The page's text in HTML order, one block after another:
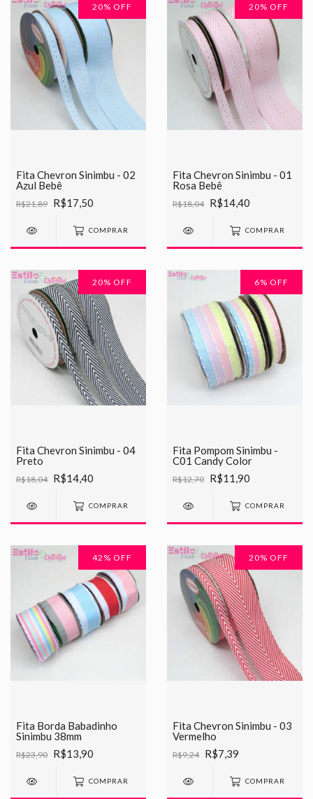
20% OFF
Fita Chevron Sinimbu - 02
Azul Bebê
R$21,89 R$17,50
COMPRAR
20% OFF
Fita Chevron Sinimbu - 01
Rosa Bebê
R$18,04 R$14,40
COMPRAR
20% OFF
Fita Chevron Sinimbu - 04
Preto
R$18,04 R$14,40
COMPRAR
6% OFF
Fita Pompom Sinimbu -
C01 Candy Color
R$12,70 R$11,90
COMPRAR
42 % OFF
Fita Borda Babadinho
Sinimbu 38mm
R$23,90 R$13,90
COMPRAR
20% OFF
Fita Chevron Sinimbu - 03
Vermelho
R$9,24 R$7,39
COMPRAR